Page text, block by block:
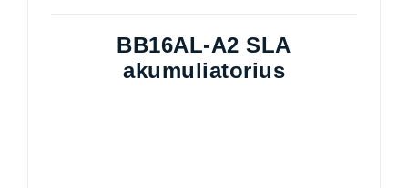
BB16AL-A2 SLA
akumuliatorius